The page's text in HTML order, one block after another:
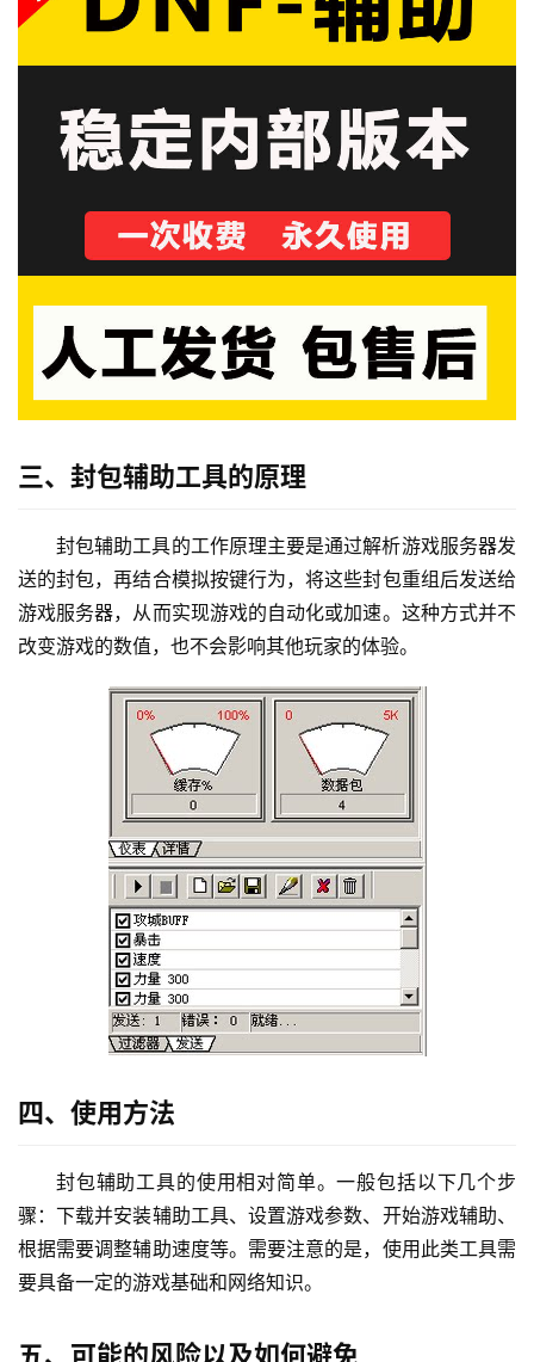
三、封包辅助工具的原理
封包辅助工具的工作原理主要是通过解析游戏服务器发
送的封包，再结合模拟按键行为，将这些封包重组后发送给
游戏服务器，从而实现游戏的自动化或加速。这种方式并不
改变游戏的数值，也不会影响其他玩家的体验。
四、使用方法
封包辅助工具的使用相对简单。一般包括以下几个步
骤：下载并安装辅助工具、设置游戏参数、开始游戏辅助、
根据需要调整辅助速度等。需要注意的是，使用此类工具需
要具备一定的游戏基础和网络知识。
五、可能的风险以及如何避免